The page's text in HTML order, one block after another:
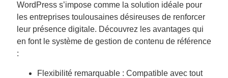
WordPress s’impose comme la solution idéale pour
les entreprises toulousaines désireuses de renforcer
leur présence digitale. Découvrez les avantages qui
en font le système de gestion de contenu de référence
:
Flexibilité remarquable : Compatible avec tout